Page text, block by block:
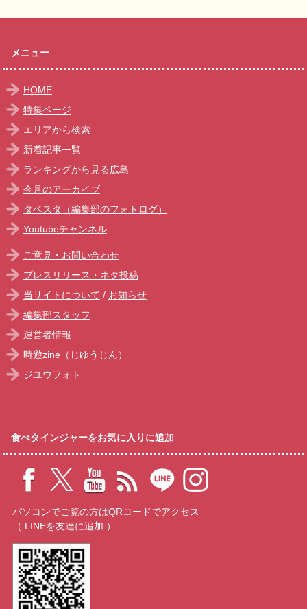
メニュー
HOME
特集ページ
エリアから検索
新着記事一覧
ランキングから見る広島
今月のアーカイブ
タベスタ（編集部のフォトログ）
Youtubeチャンネル
ご意見・お問い合わせ
プレスリリース・ネタ投稿
当サイトについて / お知らせ
編集部スタッフ
運営者情報
時遊zine（じゆうじん）
ジユウフォト
食べタインジャーをお気に入りに追加
パソコンでご覧の方はQRコードでアクセス
（ LINEを友達に追加 ）